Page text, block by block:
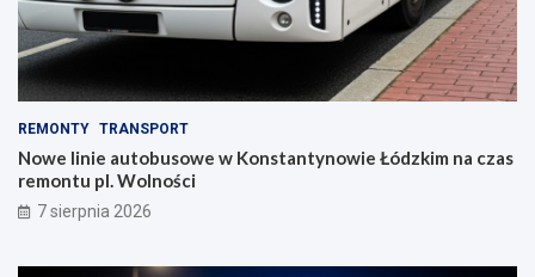
REMONTY TRANSPORT
Nowe linie autobusowe w Konstantynowie Łódzkim na czas
remontu pl. Wolności
7 sierpnia 2026